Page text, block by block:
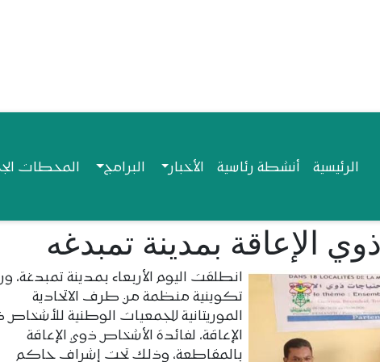
Navigationالرئيسية أنشطة رئاسية الأخبار البرامج المحطات
الإعاقة بمدينة تمبدغه
انطلقت اليوم الأربعاء بمدينة تمبدغة،
تكوينية منظمة من طرف الاتحادية
الموريتانية للجمعيات الوطنية
الإعاقة، لفائدة الأشخاص ذوي الإعاقة
بالمقاطعة، وذلك تحت إشراف حاكم